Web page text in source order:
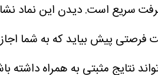
سریع است. دیدن این نماد
فرصتی پیش بیاید که به شما
نتایج مثبتی به همراه